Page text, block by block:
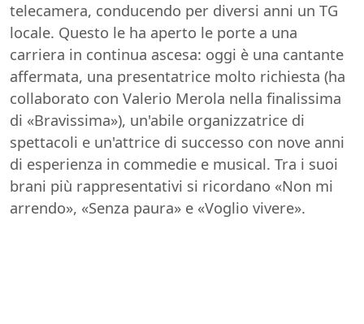
telecamera, conducendo per diversi anni un TG
locale. Questo le ha aperto le porte a una
carriera in continua ascesa: oggi è una cantante
affermata, una presentatrice molto richiesta (ha
collaborato con Valerio Merola nella finalissima
di «Bravissima»), un'abile organizzatrice di
spettacoli e un'attrice di successo con nove anni
di esperienza in commedie e musical. Tra i suoi
brani più rappresentativi si ricordano «Non mi
arrendo», «Senza paura» e «Voglio vivere».